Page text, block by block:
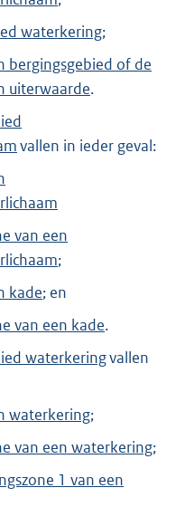
waterkering;
bergingsgebied of de
uiterwaarde.
vallen in ieder geval:
van een
;
kade; en
van een kade.
waterkeringvallen
waterkering;
van een waterkering;
1 van een